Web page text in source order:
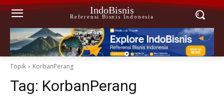
IndoBisnis
Referensi Bisnis Indonesia
Topik KorbanPerang
Tag: KorbanPerang